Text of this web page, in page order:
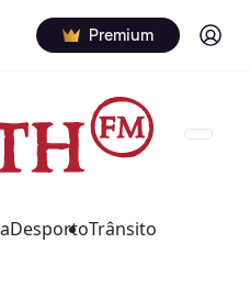
Premium Log in
DesportoTrânsito